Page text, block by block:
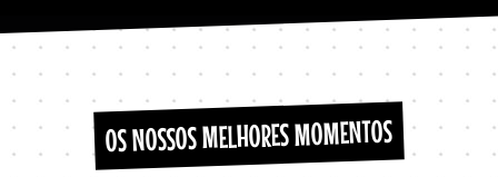
OS NOSSOS MELHORES MOMENTOS